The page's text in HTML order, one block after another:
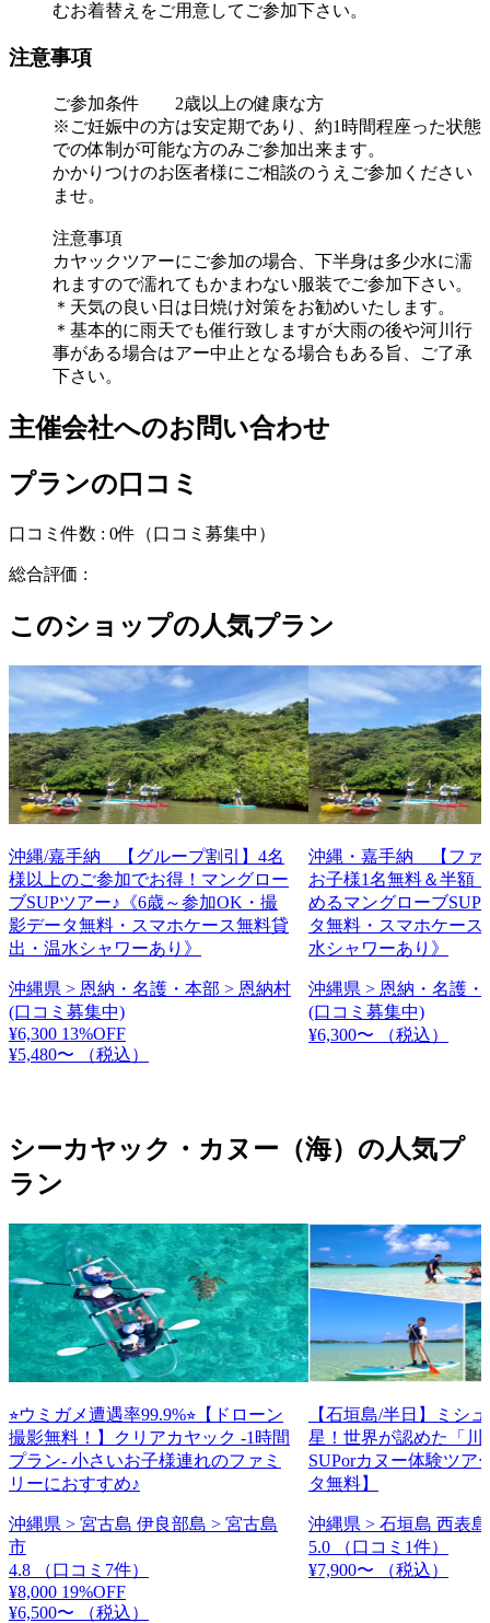
むお着替えをご用意してご参加下さい。
注意事項
ご参加条件 2歳以上の健康な方
※ご妊娠中の方は安定期であり、約1時間程座った状態
での体制が可能な方のみご参加出来ます。
かかりつけのお医者様にご相談のうえご参加ください
ませ。
注意事項
カヤックツアーにご参加の場合、下半身は多少水に濡
れますので濡れてもかまわない服装でご参加下さい。
＊天気の良い日は日焼け対策をお勧めいたします。
＊基本的に雨天でも催行致しますが大雨の後や河川行
事がある場合はアー中止となる場合もある旨、ご了承
下さい。
主催会社へのお問い合わせ
プランの口コミ
口コミ件数 : 0件 （口コミ募集中）
総合評価 :
このショップの人気プラン
沖縄/嘉手納 【グループ割引】4名
様以上のご参加でお得！マングロー
ブSUPツアー♪《6歳～参加OK・撮
影データ無料・スマホケース無料貸
出・温水シャワーあり》
沖縄県 > 恩納・名護・本部 > 恩納村
(口コミ募集中)
¥6,300 13%OFF
¥5,480〜
（税込）
沖縄・嘉手納 【ファ
お子様1名無料＆半額
めるマングローブ
タ無料・スマホケース
水シャワーあり》
沖縄県 > 恩納・名護・
(口コミ募集中)
¥6,300〜
（税込）
シーカヤック・カヌー（海）の人気プ
ラン
⭐︎ウミガメ遭遇率99.9%⭐︎【ドローン
撮影無料！】クリアカヤック -1時間
プラン- 小さいお子様連れのファミ
リーにおすすめ♪
沖縄県 > 宮古島 伊良部島 > 宮古島
市
4.8
（口コミ7件）
¥8,000 19%OFF
¥6,500〜
（税込）
【石垣島/半日】ミシ
星！世界が認めた「川
SUPorカヌー体験ツア
タ無料】
沖縄県 > 石垣島 西表
5.0
（口コミ1件）
¥7,900〜
（税込）